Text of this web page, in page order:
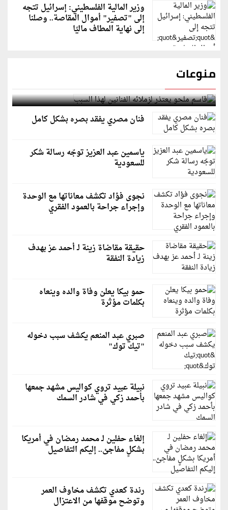
وزير المالية الفلسطيني: إسرائيل تتجه
إلى "تصفير" أموال المقاصة.. وصلنا
إلى نهاية المطاف ماليًا
منوعات
قاسم ملحو يعتذر لزملائه الفنانين لهذا السبب
فنان مصري يفقد بصره بشكل كامل
ياسمين عبد العزيز توجّه رسالة شكر
للسعودية
نجوى فؤاد تكشف معاناتها مع الوحدة
وإجراء جراحة بالعمود الفقري
حقيقة مقاضاة زينة لـ أحمد عز بهدف
زيادة النفقة
حمو بيكا يعلن وفاة والده وينعاه
بكلمات مؤثرة
صبري عبد المنعم يكشف سبب دخوله
"تيك توك"
نبيلة عبيد تروي كواليس مشهد جمعها
بأحمد زكي في شادر السمك
إلغاء حفلين لـ محمد رمضان في أمريكا
بشكلٍ مفاجئ.. إليكم التفاصيل
رندة كعدي تكشف مخاوف العمر
وتوضح موقفها من الاعتزال